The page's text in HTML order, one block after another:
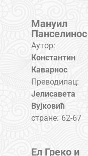
Мануил
Панселинос
Аутор:
Константин
Каварнос
Преводилац:
Јелисавета
Вујковић
стране: 62-67
Ел Греко и